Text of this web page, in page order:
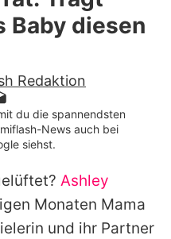
Promiflash
Baby diesen
Redaktion
du die spannendsten
News auch bei
siehst.
Ashley
Monaten Mama
und ihr Partner